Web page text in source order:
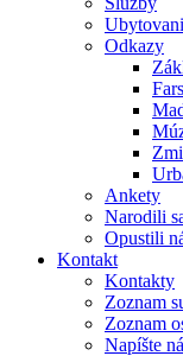
Odkazy
Ankety
Narodili
Opustili
Kontakt
Kontakty
Zoznam
Zoznam
Napíšte